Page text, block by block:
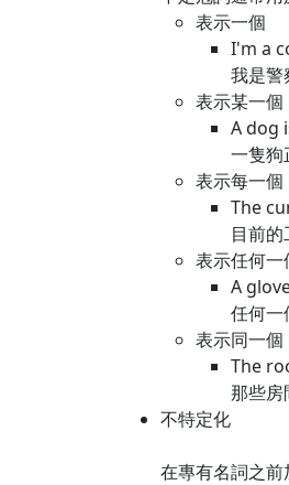
表示一個
I'm a
我是警
表示某一個
A dog
一隻狗
表示每一個
The
目前的
表示任何一
A
任何一
表示同一個
The
那些房
不特定化
在專有名詞之前